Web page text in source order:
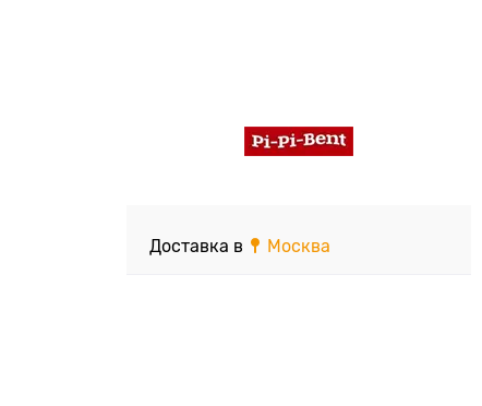
Доставка в Москва